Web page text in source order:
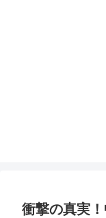
衝撃の真実